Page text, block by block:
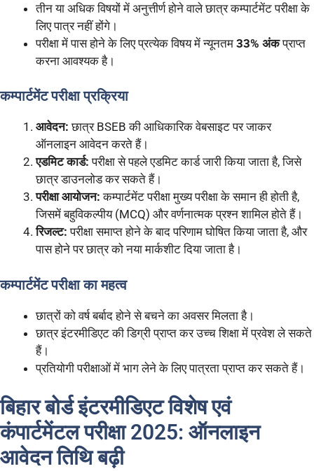
तीन या अधिक विषयों में अनुत्तीर्ण होने वाले छात्र कम्पार्टमेंट परीक्षा के
लिए पात्र नहीं होंगे।
परीक्षा में पास होने के लिए प्रत्येक विषय में न्यूनतम 33% अंकप्राप्त
करना आवश्यक है।
कम्पार्टमेंट परीक्षा प्रक्रिया
आवेदन: छात्र BSEB की आधिकारिक वेबसाइट पर जाकर
ऑनलाइन आवेदन करते हैं।
एडमिट कार्ड: परीक्षा से पहले एडमिट कार्ड जारी किया जाता है, जिसे
छात्र डाउनलोड कर सकते हैं।
परीक्षा आयोजन: कम्पार्टमेंट परीक्षा मुख्य परीक्षा के समान ही होती है,
जिसमें बहुविकल्पीय (MCQ) और वर्णनात्मक प्रश्न शामिल होते हैं।
रिजल्ट: परीक्षा समाप्त होने के बाद परिणाम घोषित किया जाता है, और
पास होने पर छात्र को नया मार्कशीट दिया जाता है।
कम्पार्टमेंट परीक्षा का महत्व
छात्रों को वर्ष बर्बाद होने से बचने का अवसर मिलता है।
छात्र इंटरमीडिएट की डिग्री प्राप्त कर उच्च शिक्षा में प्रवेश ले सकते
हैं।
प्रतियोगी परीक्षाओं में भाग लेने के लिए पात्रता प्राप्त कर सकते हैं।
बिहार बोर्ड इंटरमीडिएट विशेष एवं
कंपार्टमेंटल परीक्षा 2025: ऑनलाइन
आवेदन तिथि बढ़ी